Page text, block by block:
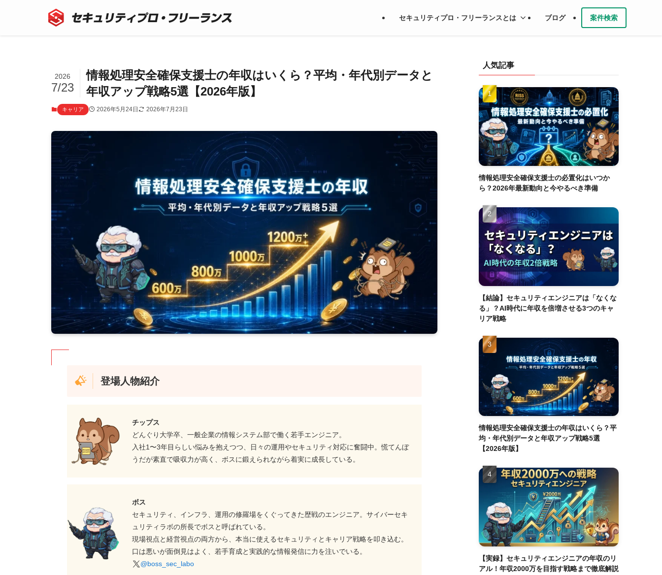
セキュリティプロ・フリーランスとは ブログ 案件検索
情報処理安全確保支援士の年収はいくら？平均・年代別データと
年収アップ戦略5選【2026年版】
2026
7/23
キャリア 2026年5月24日 2026年7月23日
登場人物紹介
チップス
どんぐり大学卒、一般企業の情報システム部で働く若手エンジニア。
入社1〜3年目らしい悩みを抱えつつ、日々の運用やセキュリティ対応に奮闘中。慌てんぼ
うだが素直で吸収力が高く、ボスに鍛えられながら着実に成長している。
ボス
セキュリティ、インフラ、運用の修羅場をくぐってきた歴戦のエンジニア。サイバーセキ
ュリティラボの所長でボスと呼ばれている。
現場視点と経営視点の両方から、本当に使えるセキュリティとキャリア戦略を叩き込む。
口は悪いが面倒見はよく、若手育成と実践的な情報発信に力を注いでいる。
@boss_sec_labo
人気記事
情報処理安全確保支援士の必置化はいつか
ら？2026年最新動向と今やるべき準備
【結論】セキュリティエンジニアは「なくな
る」？AI時代に年収を倍増させる3つのキャ
リア戦略
情報処理安全確保支援士の年収はいくら？平
均・年代別データと年収アップ戦略5選
【2026年版】
【実録】セキュリティエンジニアの年収のリ
アル！年収2000万を目指す戦略まで徹底解説